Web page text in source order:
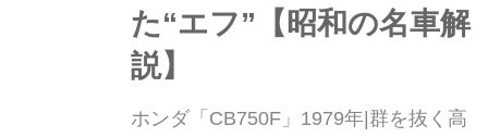
た“エフ”【昭和の名車解
説】
ホンダ「CB750F」1979年|群を抜く高